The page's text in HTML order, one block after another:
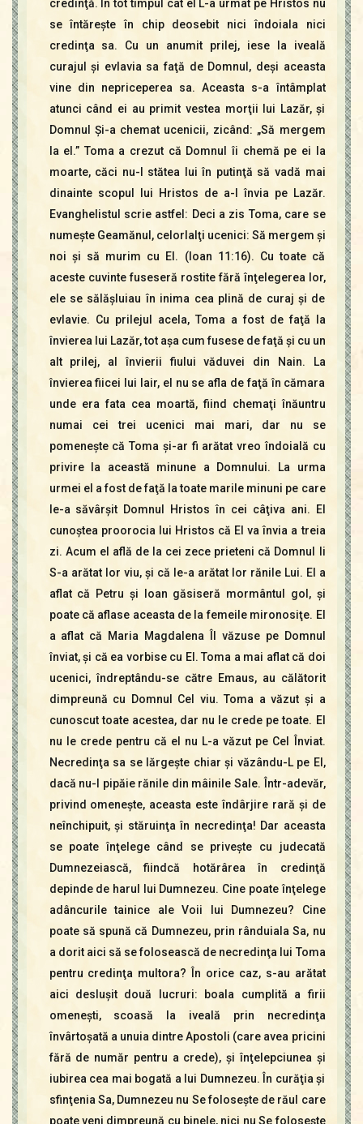
credinţă. În tot timpul cât el L-a urmat pe Hristos nu
se întăreşte în chip deosebit nici îndoiala nici
credinţa sa. Cu un anumit prilej, iese la iveală
curajul şi evlavia sa faţă de Domnul, deşi aceasta
vine din nepriceperea sa. Aceasta s-a întâmplat
atunci când ei au primit vestea morţii lui Lazăr, şi
Domnul Şi-a chemat ucenicii, zicând: „Să mergem
la el.” Toma a crezut că Domnul îi chemă pe ei la
moarte, căci nu-I stătea lui în putinţă să vadă mai
dinainte scopul lui Hristos de a-l învia pe Lazăr.
Evanghelistul scrie astfel: Deci a zis Toma, care se
numeşte Geamănul, celorlalţi ucenici: Să mergem şi
noi şi să murim cu El. (Ioan 11:16). Cu toate că
aceste cuvinte fuseseră rostite fără înţelegerea lor,
ele se sălăşluiau în inima cea plină de curaj şi de
evlavie. Cu prilejul acela, Toma a fost de faţă la
învierea lui Lazăr, tot aşa cum fusese de faţă şi cu un
alt prilej, al învierii fiului văduvei din Nain. La
învierea fiicei lui Iair, el nu se afla de faţă în cămara
unde era fata cea moartă, fiind chemaţi înăuntru
numai cei trei ucenici mai mari, dar nu se
pomeneşte că Toma şi-ar fi arătat vreo îndoială cu
privire la această minune a Domnului. La urma
urmei el a fost de faţă la toate marile minuni pe care
le-a săvârşit Domnul Hristos în cei câţiva ani. El
cunoştea proorocia lui Hristos că El va învia a treia
zi. Acum el află de la cei zece prieteni că Domnul li
S-a arătat lor viu, şi că le-a arătat lor rănile Lui. El a
aflat că Petru şi Ioan găsiseră mormântul gol, şi
poate că aflase aceasta de la femeile mironosiţe. El
a aflat că Maria Magdalena Îl văzuse pe Domnul
înviat, şi că ea vorbise cu El. Toma a mai aflat că doi
ucenici, îndreptându-se către Emaus, au călătorit
dimpreună cu Domnul Cel viu. Toma a văzut şi a
cunoscut toate acestea, dar nu le crede pe toate. El
nu le crede pentru că el nu L-a văzut pe Cel Înviat.
Necredinţa sa se lărgeşte chiar şi văzându-L pe El,
dacă nu-I pipăie rănile din mâinile Sale. Într-adevăr,
privind omeneşte, aceasta este îndârjire rară şi de
neînchipuit, şi stăruinţa în necredinţa! Dar aceasta
se poate înţelege când se priveşte cu judecată
Dumnezeiască, fiindcă hotărârea în credinţă
depinde de harul lui Dumnezeu. Cine poate înţelege
adâncurile tainice ale Voii lui Dumnezeu? Cine
poate să spună că Dumnezeu, prin rânduiala Sa, nu
a dorit aici să se folosească de necredinţa lui Toma
pentru credinţa multora? În orice caz, s-au arătat
aici desluşit două lucruri: boala cumplită a firii
omeneşti, scoasă la iveală prin necredinţa
învârtoşată a unuia dintre Apostoli (care avea pricini
fără de număr pentru a crede), şi înţelepciunea şi
iubirea cea mai bogată a lui Dumnezeu. În curăţia şi
sfinţenia Sa, Dumnezeu nu Se foloseşte de răul care
poate veni dimpreună cu binele, nici nu Se foloseşte